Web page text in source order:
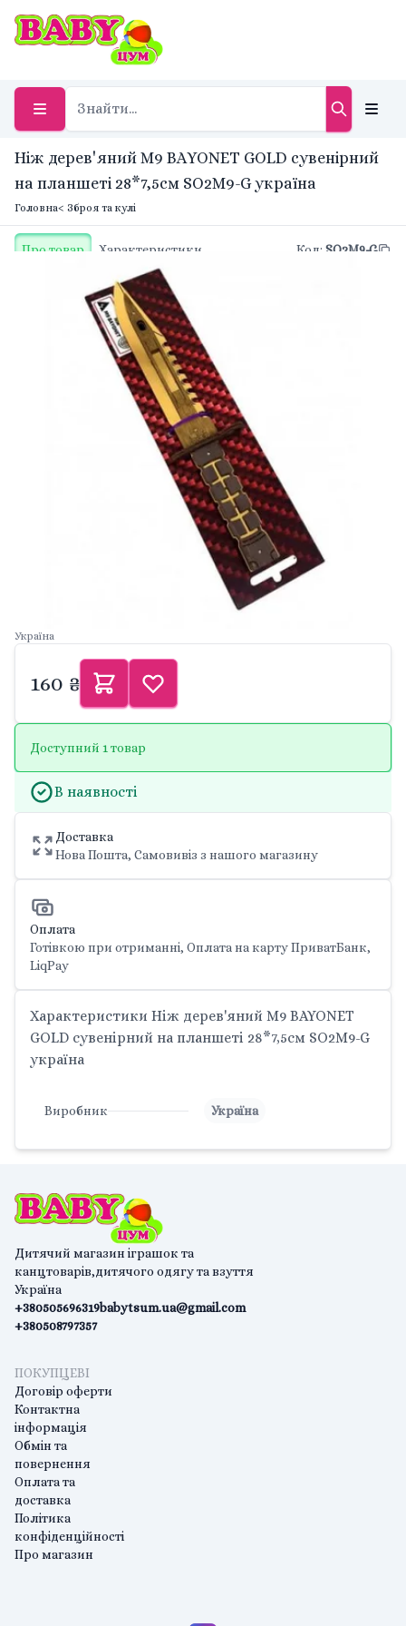
Ніж дерев'яний M9 BAYONET GOLD сувенірний
на планшеті 28*7,5см SO2M9-G україна
Головна< Зброя та кулі
Про товар Характеристики Код: SO2M9-G
Україна
160 ₴
Доступний 1 товар
В наявності
Доставка
Нова Пошта, Самовивіз з нашого магазину
Оплата
Готівкою при отриманні, Оплата на карту ПриватБанк,
LiqPay
Характеристики Ніж дерев'яний M9 BAYONET
GOLD сувенірний на планшеті 28*7,5см SO2M9-G
україна
Виробник Україна
Дитячий магазин іграшок та
канцтоварів,дитячого одягу та взуття
Україна
+380505696319
+380508797357
babytsum.ua@gmail.com
ПОКУПЦЕВІ
Договір оферти
Контактна
інформація
Обмін та
повернення
Оплата та
доставка
Політика
конфіденційності
Про магазин